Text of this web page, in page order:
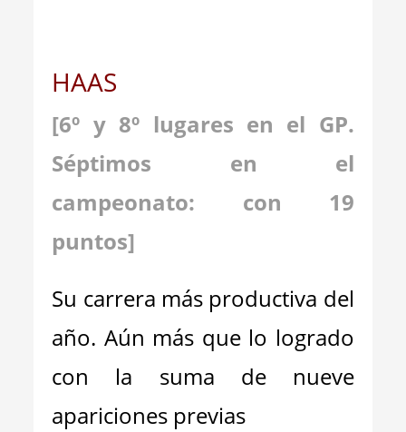
HAAS
[6º y 8º lugares en el GP.
Séptimos en el
campeonato: con 19
puntos]
Su carrera más productiva del
año. Aún más que lo logrado
con la suma de nueve
apariciones previas